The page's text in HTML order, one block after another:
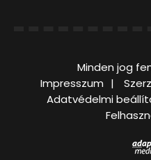
Minden jog
Impresszum
Adatvédelmi